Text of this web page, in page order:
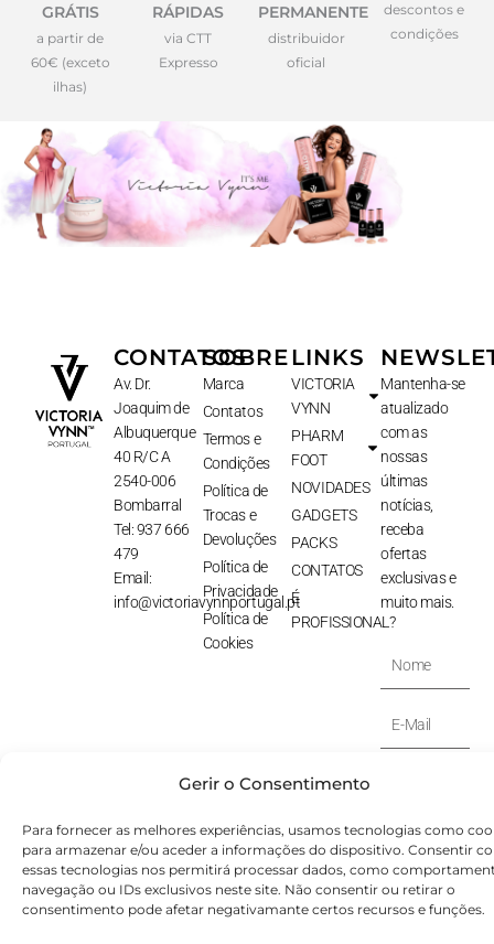
Gerir o Consentimento
Para fornecer as melhores experiências, usamos tecnologias como
para armazenar e/ou aceder a informações do dispositivo. Consentir
essas tecnologias nos permitirá processar dados, como
navegação ou IDs exclusivos neste site. Não consentir ou retirar o
consentimento pode afetar negativamante certos recursos e funções.
GRÁTIS
a partir de
60€ (exceto
ilhas)
RÁPIDAS
via CTT
Expresso
PERMANENTE
distribuidor
oficial
descontos e
condições
CONTATOS
Av. Dr.
Joaquim de
Albuquerque
40 R/C A
2540-006
Bombarral
Tel: 937 666
479
Email:
info@victoriavynnportugal.pt
SOBRE
Marca
Contatos
Termos e
Condições
Política de
Trocas e
Devoluções
Política de
Privacidade
Política de
Cookies
LINKS
VICTORIA
VYNN
PHARM
FOOT
NOVIDADES
GADGETS
PACKS
CONTATOS
É
PROFISSIONAL?
Mantenha-se
atualizado
com as
nossas
últimas
notícias,
receba
ofertas
exclusivas e
muito mais.
Nome
E-
Mail
© Victoryia Vynn Portugal 2026 by SVS.pt